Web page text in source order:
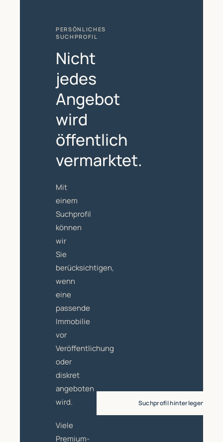
PERSÖNLICHES
SUCHPROFIL
Nicht
jedes
Angebot
wird
öffentlich
vermarktet.
Mit
einem
Suchprofil
können
wir
Sie
berücksichtigen,
wenn
eine
passende
Immobilie
vor
Veröffentlichung
oder
diskret
angeboten
wird.
Viele
Premium-
Suchprofil hinterlegen